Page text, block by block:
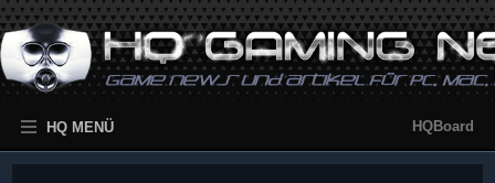
HQ MENÜ HQBoard